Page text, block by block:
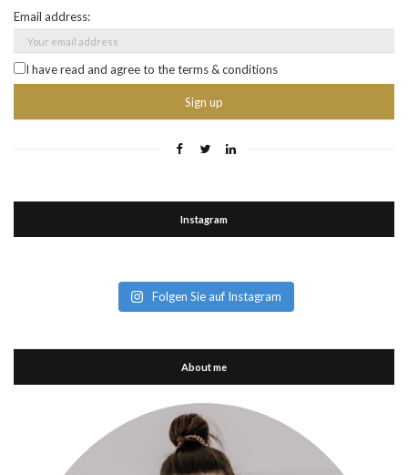
Email address:
I have read and agree to the terms & conditions
Instagram
Folgen Sie auf Instagram
About me